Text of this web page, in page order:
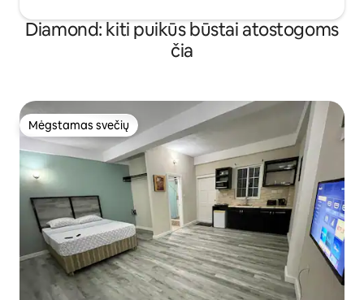
Diamond: kiti puikūs būstai atostogoms
čia
Mėgstamas svečių
Mėgstamas svečių